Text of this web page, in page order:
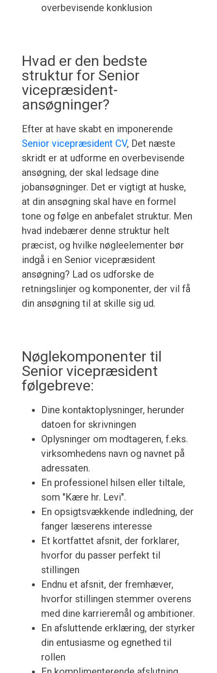
overbevisende konklusion
Hvad er den bedste
struktur for Senior
vicepræsident-
ansøgninger?
Efter at have skabt en imponerende
Senior vicepræsident CV, Det næste
skridt er at udforme en overbevisende
ansøgning, der skal ledsage dine
jobansøgninger. Det er vigtigt at huske,
at din ansøgning skal have en formel
tone og følge en anbefalet struktur. Men
hvad indebærer denne struktur helt
præcist, og hvilke nøgleelementer bør
indgå i en Senior vicepræsident
ansøgning? Lad os udforske de
retningslinjer og komponenter, der vil få
din ansøgning til at skille sig ud.
Nøglekomponenter til
Senior vicepræsident
følgebreve:
Dine kontaktoplysninger, herunder
datoen for skrivningen
Oplysninger om modtageren, f.eks.
virksomhedens navn og navnet på
adressaten.
En professionel hilsen eller tiltale,
som "Kære hr. Levi".
En opsigtsvækkende indledning, der
fanger læserens interesse
Et kortfattet afsnit, der forklarer,
hvorfor du passer perfekt til
stillingen
Endnu et afsnit, der fremhæver,
hvorfor stillingen stemmer overens
med dine karrieremål og ambitioner.
En afsluttende erklæring, der styrker
din entusiasme og egnethed til
rollen